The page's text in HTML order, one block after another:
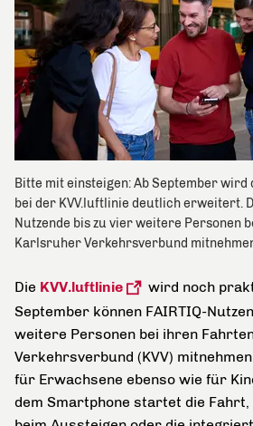
Bitte mit einsteigen: Ab September
bei der KVV.luftlinie deutlich erweitert.
Nutzende bis zu vier weitere Personen
Karlsruher Verkehrsverbund
Die KVV.luftlinie
wird noch
September können FAIRTIQ-
weitere Personen bei ihren
Verkehrsverbund (KVV)
für Erwachsene ebenso wie für
dem Smartphone startet die